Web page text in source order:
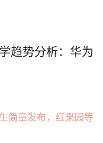
趋势分析：华为